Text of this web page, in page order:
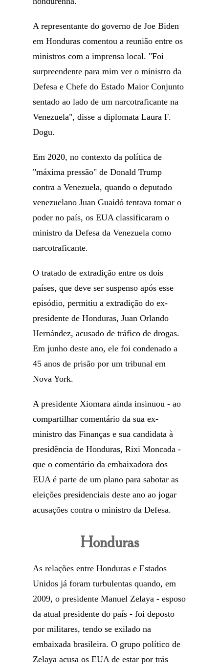
A representante do governo de Joe Biden
em Honduras comentou a reunião entre os
ministros com a imprensa local. "Foi
surpreendente para mim ver o ministro da
Defesa e Chefe do Estado Maior Conjunto
sentado ao lado de um narcotraficante na
Venezuela", disse a diplomata Laura F.
Dogu.
Em 2020, no contexto da política de
"máxima pressão" de Donald Trump
contra a Venezuela, quando o deputado
venezuelano Juan Guaidó tentava tomar o
poder no país, os EUA classificaram o
ministro da Defesa da Venezuela como
narcotraficante.
O tratado de extradição entre os dois
países, que deve ser suspenso após esse
episódio, permitiu a extradição do ex-
presidente de Honduras, Juan Orlando
Hernández, acusado de tráfico de drogas.
Em junho deste ano, ele foi condenado a
45 anos de prisão por um tribunal em
Nova York.
A presidente Xiomara ainda insinuou - ao
compartilhar comentário da sua ex-
ministro das Finanças e sua candidata à
presidência de Honduras, Rixi Moncada -
que o comentário da embaixadora dos
EUA é parte de um plano para sabotar as
eleições presidenciais deste ano ao jogar
acusações contra o ministro da Defesa.
Honduras
As relações entre Honduras e Estados
Unidos já foram turbulentas quando, em
2009, o presidente Manuel Zelaya - esposo
da atual presidente do país - foi deposto
por militares, tendo se exilado na
embaixada brasileira. O grupo político de
Zelaya acusa os EUA de estar por trás